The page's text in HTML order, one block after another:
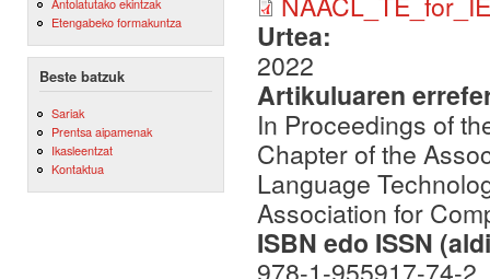
Etengabeko formakuntza
Beste batzuk
Sariak
Prentsa aipamenak
Ikasleentzat
Kontaktua
Urtea:
2022
Artikuluaren
In Proceedings of
Chapter of the
Language
Association for
ISBN edo ISSN